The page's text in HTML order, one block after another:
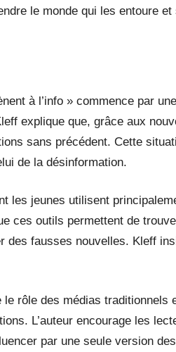
le monde qui les entoure
à l’info » commence par
explique que, grâce aux
sans précédent. Cette
de la désinformation.
les jeunes utilisent
ces outils permettent de
des fausses nouvelles. Kleff
le rôle des médias
L’auteur encourage les
par une seule version